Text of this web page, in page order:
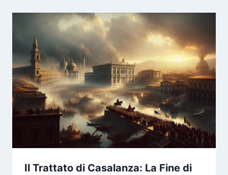
Il Trattato di Casalanza: La Fine di